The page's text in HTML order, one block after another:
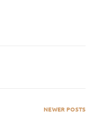
NEWER POSTS